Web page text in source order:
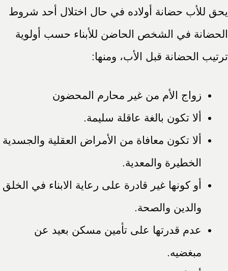
يحق للأب حضانة أولاده في حال اختلال أحد شروط
الحضانة في الشخص الحاضن للأبناء حسب أولوية
ترتيب الحضانة قبل الأب، ومنها:
زواج الأم من غير محارم المحضون
ألا تكون بالغة عاقلة سليمة.
ألا تكون معافاة من الأمراض العقلية والجسدية
الخطيرة والمعدية.
أو كونها غير قادرة على رعاية الابناء في الخلق
والدين والصحة.
عدم قدرتها على تأمين مسكن بعيد عن
مبغضيه.